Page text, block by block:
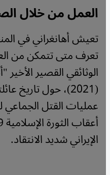
العمل من خلال
تعرف متى تتمكن من
الوثائقي القصير الأخير
(2021)، حول تاريخ
عمليات القتل
الإيراني شديد الانتقاد.